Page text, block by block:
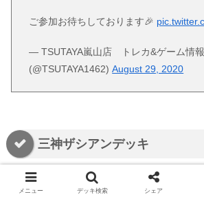
ご参加お待ちしております🎉
— TSUTAYA嵐山店 トレカ&ゲーム情報
(@TSUTAYA1462)August 29, 2020
三神ザシアンデッキ
https://twitter.com/
595926558785537
メニュー デッキ検索 シェア